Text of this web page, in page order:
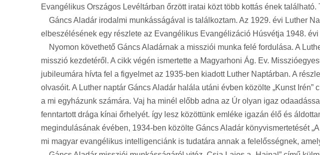
Evangélikus Országos Levéltárban őrzött iratai közt több kottás ének
Gáncs Aladár irodalmi munkásságával is találkoztam. Az 1929. évi Luther
elbeszélésének egy részlete az Evangélikus Evangélizáció Húsvétja 1948.
Nyomon követhető Gáncs Aladárnak a missziói munka felé fordulása. A
misszió kezdetéről. A cikk végén ismertette a Magyarhoni Ág. Ev.
jubileumára hívta fel a figyelmet az 1935-ben kiadott Luther Naptárban. A
olvasóit. A Luther naptár Gáncs Aladár halála utáni évben közölte „Kunst
a mi egyházunk számára. Vaj ha minél előbb adna az Úr olyan igaz
fenntartott drága kínai őrhelyét. így lesz közöttünk emléke igazán élő és
megindulásának évében, 1934-ben közölte Gáncs Aladár könyvismertetését
mi magyar evangélikus intelligenciánk is tudatára annak a felelősségnek,